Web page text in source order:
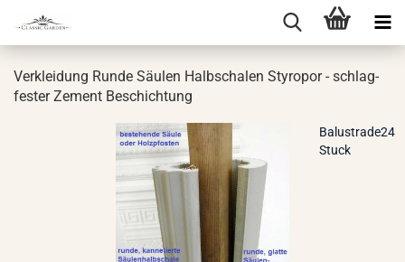
Ver­klei­dung Runde Säu­len Halb­scha­len Sty­ro­por - schlag­
fes­ter Ze­ment Be­schich­tung
Balustrade24
Stuck